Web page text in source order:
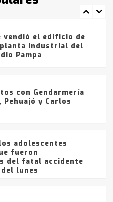
vendió el edificio de
Industrial del
Pampa
con Gendarmería
Pehuajó y Carlos
adolescentes
fueron
del fatal accidente
del lunes